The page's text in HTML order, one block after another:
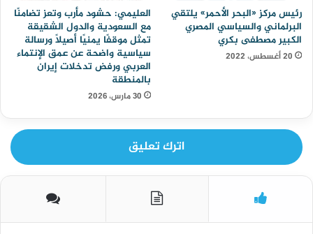
رئيس مركز «البحر الأحمر» يلتقي
البرلماني والسياسي المصري
الكبير مصطفى بكري
20 أغسطس، 2022
العليمي: حشود مأرب وتعز تضامنًا
مع السعودية والدول الشقيقة
تمثل موقفًا يمنيًا أصيلاً ورسالة
سياسية واضحة عن عمق الإنتماء
العربي ورفض تدخلات إيران
بالمنطقة
30 مارس، 2026
اترك تعليق